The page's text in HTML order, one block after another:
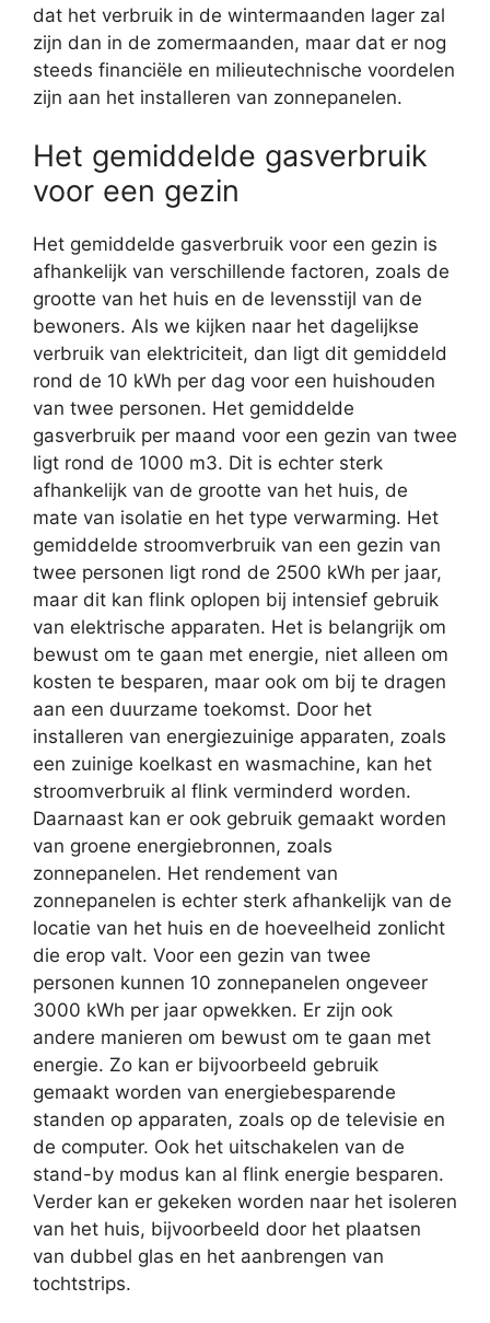
dat het verbruik in de wintermaanden lager zal
zijn dan in de zomermaanden, maar dat er nog
steeds financiële en milieutechnische voordelen
zijn aan het installeren van zonnepanelen.
Het gemiddelde gasverbruik
voor een gezin
Het gemiddelde gasverbruik voor een gezin is
afhankelijk van verschillende factoren, zoals de
grootte van het huis en de levensstijl van de
bewoners. Als we kijken naar het dagelijkse
verbruik van elektriciteit, dan ligt dit gemiddeld
rond de 10 kWh per dag voor een huishouden
van twee personen. Het gemiddelde
gasverbruik per maand voor een gezin van twee
ligt rond de 1000 m3. Dit is echter sterk
afhankelijk van de grootte van het huis, de
mate van isolatie en het type verwarming. Het
gemiddelde stroomverbruik van een gezin van
twee personen ligt rond de 2500 kWh per jaar,
maar dit kan flink oplopen bij intensief gebruik
van elektrische apparaten. Het is belangrijk om
bewust om te gaan met energie, niet alleen om
kosten te besparen, maar ook om bij te dragen
aan een duurzame toekomst. Door het
installeren van energiezuinige apparaten, zoals
een zuinige koelkast en wasmachine, kan het
stroomverbruik al flink verminderd worden.
Daarnaast kan er ook gebruik gemaakt worden
van groene energiebronnen, zoals
zonnepanelen. Het rendement van
zonnepanelen is echter sterk afhankelijk van de
locatie van het huis en de hoeveelheid zonlicht
die erop valt. Voor een gezin van twee
personen kunnen 10 zonnepanelen ongeveer
3000 kWh per jaar opwekken. Er zijn ook
andere manieren om bewust om te gaan met
energie. Zo kan er bijvoorbeeld gebruik
gemaakt worden van energiebesparende
standen op apparaten, zoals op de televisie en
de computer. Ook het uitschakelen van de
stand-by modus kan al flink energie besparen.
Verder kan er gekeken worden naar het isoleren
van het huis, bijvoorbeeld door het plaatsen
van dubbel glas en het aanbrengen van
tochtstrips.